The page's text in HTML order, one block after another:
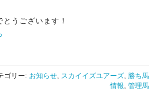
うございます！
ゴリー: お知らせ, スカイイズユアーズ, 勝ち馬
情報, 管理馬